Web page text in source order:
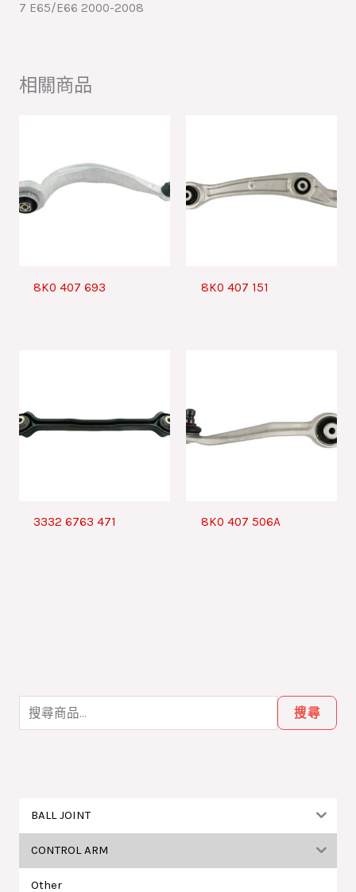
尋
關
搜尋
BALL JOINT
CONTROL ARM
Other
7 E65/E66 2000-2008
相關商品
8K0 407 693 8K0 407 151
3332 6763 471 8K0 407 506A